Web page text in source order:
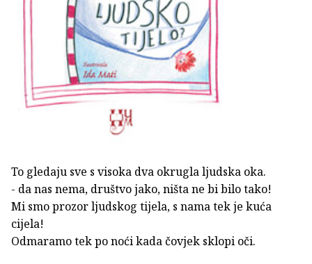
To gledaju sve s visoka dva okrugla ljudska oka.
- da nas nema, društvo jako, ništa ne bi bilo tako!
Mi smo prozor ljudskog tijela, s nama tek je kuća
cijela!
Odmaramo tek po noći kada čovjek sklopi oči.